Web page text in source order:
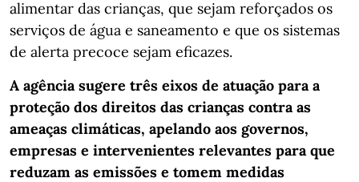
alimentar das crianças, que sejam reforçados os
serviços de água e saneamento e que os sistemas
de alerta precoce sejam eficazes.
A agência sugere três eixos de atuação para a
proteção dos direitos das crianças contra as
ameaças climáticas, apelando aos governos,
empresas e intervenientes relevantes para que
reduzam as emissões e tomem medidas